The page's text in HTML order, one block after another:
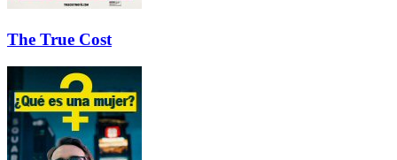
The True Cost